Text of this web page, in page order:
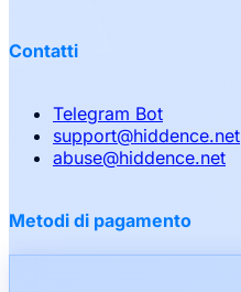
Contatti
Telegram Bot
support@hiddence.net
abuse@hiddence.net
Metodi di pagamento